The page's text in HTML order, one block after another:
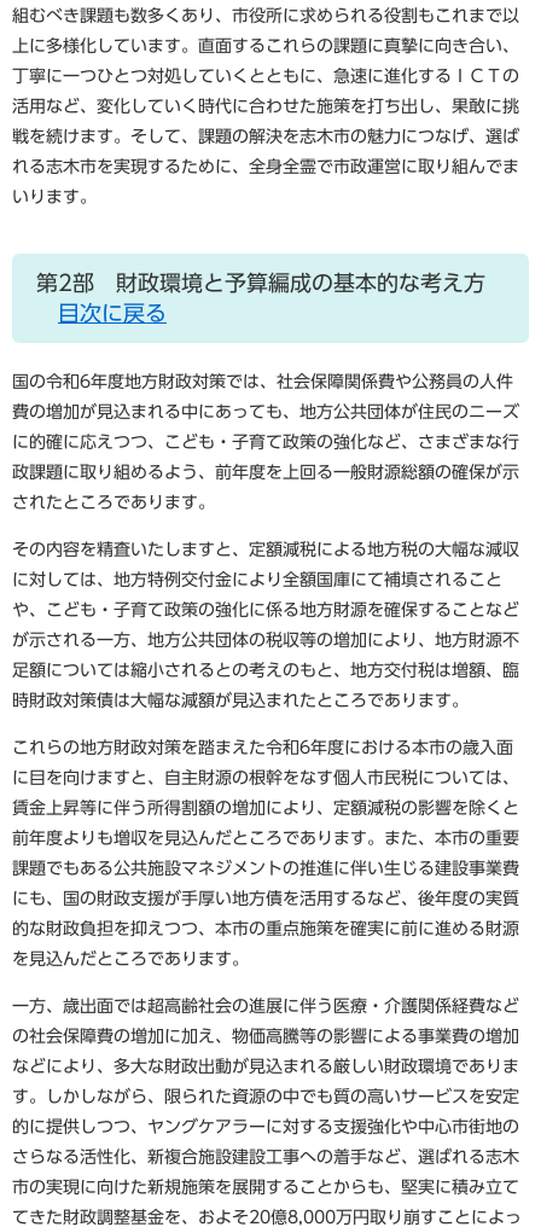
組むべき課題も数多くあり、市役所に求められる役割もこれまで以
上に多様化しています。直面するこれらの課題に真摯に向き合い、
丁寧に一つひとつ対処していくとともに、急速に進化するＩＣＴの
活用など、変化していく時代に合わせた施策を打ち出し、果敢に挑
戦を続けます。そして、課題の解決を志木市の魅力につなげ、選ば
れる志木市を実現するために、全身全霊で市政運営に取り組んでま
いります。
第2部 財政環境と予算編成の基本的な考え方
目次に戻る
国の令和6年度地方財政対策では、社会保障関係費や公務員の人件
費の増加が見込まれる中にあっても、地方公共団体が住民のニーズ
に的確に応えつつ、こども・子育て政策の強化など、さまざまな行
政課題に取り組めるよう、前年度を上回る一般財源総額の確保が示
されたところであります。
その内容を精査いたしますと、定額減税による地方税の大幅な減収
に対しては、地方特例交付金により全額国庫にて補填されること
や、こども・子育て政策の強化に係る地方財源を確保することなど
が示される一方、地方公共団体の税収等の増加により、地方財源不
足額については縮小されるとの考えのもと、地方交付税は増額、臨
時財政対策債は大幅な減額が見込まれたところであります。
これらの地方財政対策を踏まえた令和6年度における本市の歳入面
に目を向けますと、自主財源の根幹をなす個人市民税については、
賃金上昇等に伴う所得割額の増加により、定額減税の影響を除くと
前年度よりも増収を見込んだところであります。また、本市の重要
課題でもある公共施設マネジメントの推進に伴い生じる建設事業費
にも、国の財政支援が手厚い地方債を活用するなど、後年度の実質
的な財政負担を抑えつつ、本市の重点施策を確実に前に進める財源
を見込んだところであります。
一方、歳出面では超高齢社会の進展に伴う医療・介護関係経費など
の社会保障費の増加に加え、物価高騰等の影響による事業費の増加
などにより、多大な財政出動が見込まれる厳しい財政環境でありま
す。しかしながら、限られた資源の中でも質の高いサービスを安定
的に提供しつつ、ヤングケアラーに対する支援強化や中心市街地の
さらなる活性化、新複合施設建設工事への着手など、選ばれる志木
市の実現に向けた新規施策を展開することからも、堅実に積み立て
てきた財政調整基金を、およそ20億8,000万円取り崩すことによっ